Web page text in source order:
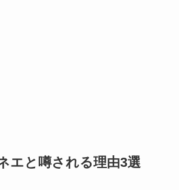
エと噂される理由3選